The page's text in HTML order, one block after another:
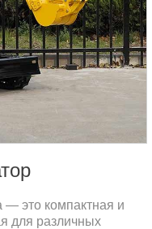
— это компактная и
для различных